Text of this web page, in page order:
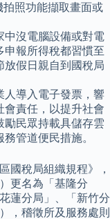
拍照功能擷取畫面或
中沒電腦設備或對電
申報所得稅都習慣至
放假日親自到國稅局
人導入電子發票，響
會責任，以提升社會
勵民眾持載具儲存雲
管道便民措施。
國稅局組織規程》，
更名為「基隆分
蓮分局」、「新竹分
，稽徵所及服務處則